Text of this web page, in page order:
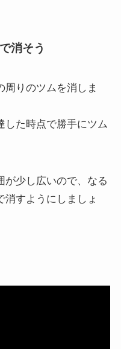
消そう
周りのツムを消しま
した時点で勝手にツム
が少し広いので、なる
すようにしましょ